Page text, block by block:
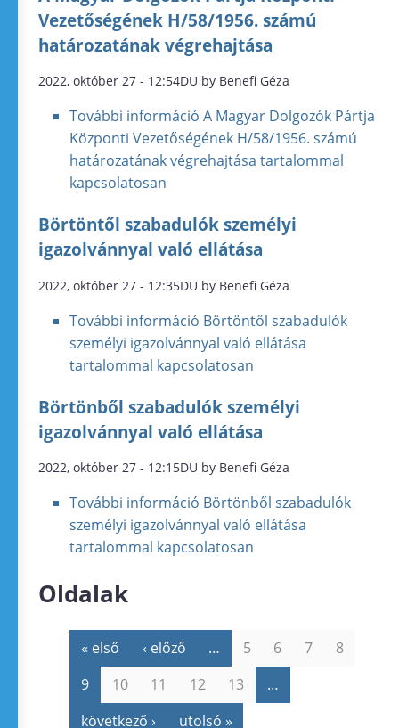
Vezetőségének H/58/1956. számú
határozatának végrehajtása
2022, október 27 - 12:54DU by Benefi Géza
További információ A Magyar Dolgozók Pártja
Központi Vezetőségének H/58/1956. számú
határozatának végrehajtása tartalommal
kapcsolatosan
Börtöntől szabadulók személyi
igazolvánnyal való ellátása
2022, október 27 - 12:35DU by Benefi Géza
További információ Börtöntől szabadulók
személyi igazolvánnyal való ellátása
tartalommal kapcsolatosan
Börtönből szabadulók személyi
igazolvánnyal való ellátása
2022, október 27 - 12:15DU by Benefi Géza
További információ Börtönből szabadulók
személyi igazolvánnyal való ellátása
tartalommal kapcsolatosan
Oldalak
« első ‹ előző … 5 6 7
8
9
10 11 12 13
…
következő ›
utolsó »